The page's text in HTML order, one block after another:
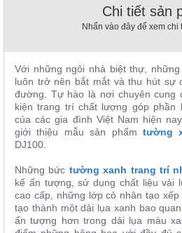
Nội
Thất
Nhà
Hàng
Hàng
Chi tiết sản
Nhấn vào đây để xem chi
Với những ngôi nhà biệt thự,
luôn trở nên bắt mắt và thu hút sự
đường. Tự hào là nơi chuyên cung
kiện trang trí chất lượng góp phần
của các gia đình Việt Nam hiện
giới thiệu mẫu sản phẩm tường
DJ100.
Những bức tường xanh trang trí
kế ấn tượng, sử dụng chất liệu vải
cao cấp, những lớp cỏ nhân tạo
tạo thành một dải lụa xanh bao
ấn tượng hơn trong dải lụa màu